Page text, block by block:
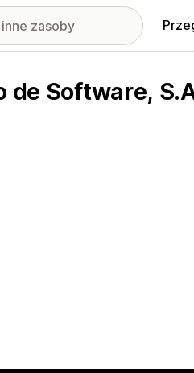
Software,